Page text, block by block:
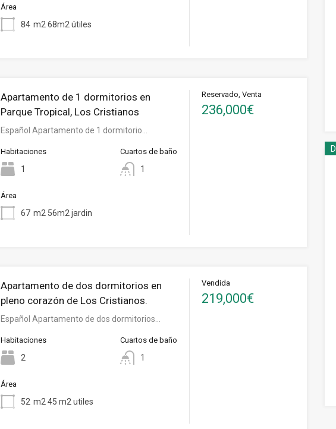
Área
84 m2 68m2 útiles
Apartamento de 1 dormitorios en
Parque Tropical, Los Cristianos
Español Apartamento de 1 dormitorio…
Habitaciones
1
Cuartos de baño
1
Área
67 m2 56m2 jardin
Reservado, Venta
236,000€
Apartamento de dos dormitorios en
pleno corazón de Los Cristianos.
Español Apartamento de dos dormitorios…
Habitaciones
2
Cuartos de baño
1
Área
52 m2 45 m2 utiles
Vendida
219,000€